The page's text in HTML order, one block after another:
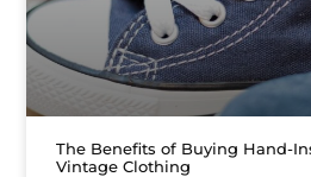
The Benefits of Buying Hand-
Vintage Clothing